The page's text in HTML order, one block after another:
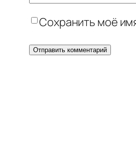
Сохранить моё